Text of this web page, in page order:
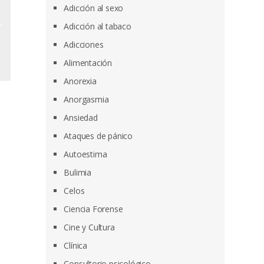
Adicción al sexo
Adicción al tabaco
Adicciones
Alimentación
Anorexia
Anorgasmia
Ansiedad
Ataques de pánico
Autoestima
Bulimia
Celos
Ciencia Forense
Cine y Cultura
Clínica